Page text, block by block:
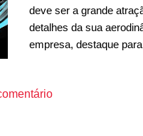
deve ser a grande
detalhes da sua
empresa, destaque
permitiu mais ousadia